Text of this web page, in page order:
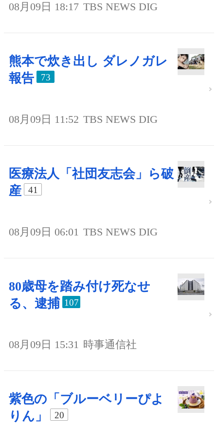
08月09日 18:17 TBS NEWS DIG
熊本で炊き出し ダレノガレ
報告
73
08月09日 11:52 TBS NEWS DIG
医療法人「社団友志会」ら破
産
41
08月09日 06:01 TBS NEWS DIG
80歳母を踏み付け死なせ
る、逮捕 107
08月09日 15:31 時事通信社
紫色の「ブルーベリーぴよ
りん」
20